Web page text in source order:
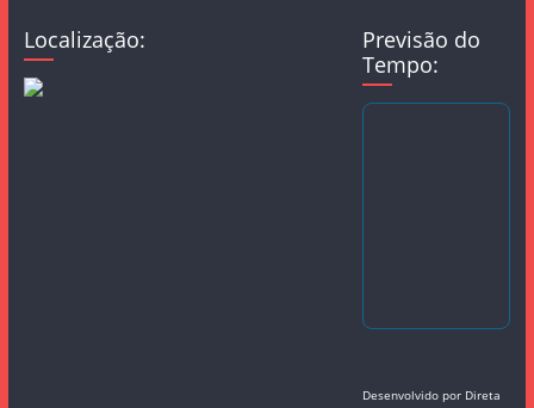
Localização:
Previsão do
Tempo:
Desenvolvido por Direta